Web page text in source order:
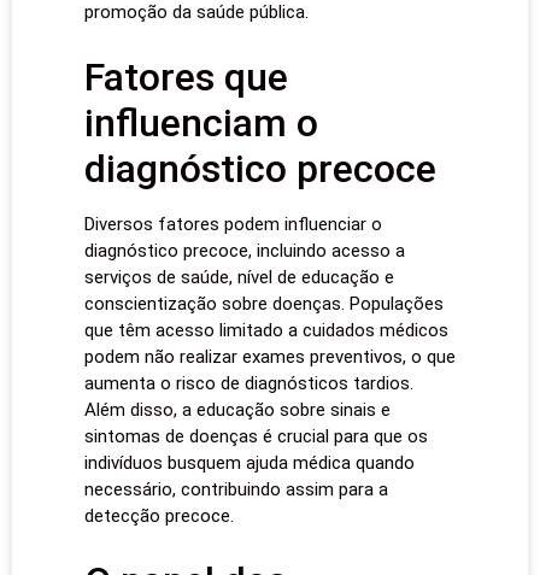
promoção da saúde pública.
Fatores que
influenciam o
diagnóstico precoce
Diversos fatores podem influenciar o
diagnóstico precoce, incluindo acesso a
serviços de saúde, nível de educação e
conscientização sobre doenças. Populações
que têm acesso limitado a cuidados médicos
podem não realizar exames preventivos, o que
aumenta o risco de diagnósticos tardios.
Além disso, a educação sobre sinais e
sintomas de doenças é crucial para que os
indivíduos busquem ajuda médica quando
necessário, contribuindo assim para a
detecção precoce.